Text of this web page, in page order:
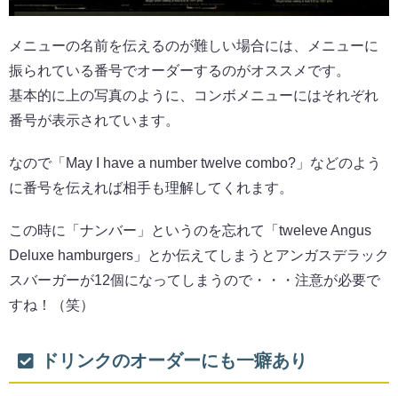
メニューの名前を伝えるのが難しい場合には、メニューに
振られている番号でオーダーするのがオススメです。
基本的に上の写真のように、コンボメニューにはそれぞれ
番号が表示されています。
なので「May I have a number twelve combo?」などのよう
に番号を伝えれば相手も理解してくれます。
この時に「ナンバー」というのを忘れて「tweleve Angus
Deluxe hamburgers」とか伝えてしまうとアンガスデラック
スバーガーが12個になってしまうので・・・注意が必要で
すね！（笑）
ドリンクのオーダーにも一癖あり